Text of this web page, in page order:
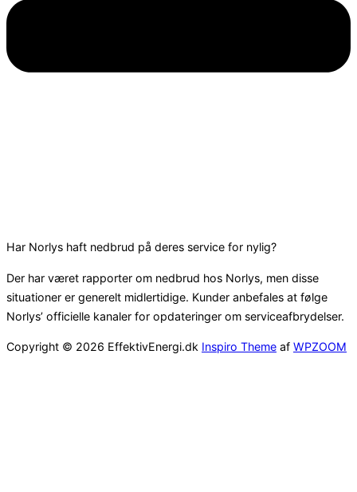
Har Norlys haft nedbrud på deres service for nylig?
Der har været rapporter om nedbrud hos Norlys, men disse
situationer er generelt midlertidige. Kunder anbefales at følge
Norlys’ officielle kanaler for opdateringer om serviceafbrydelser.
Copyright © 2026 EffektivEnergi.dk Inspiro Theme af WPZOOM